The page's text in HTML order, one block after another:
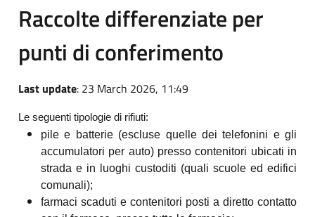
Raccolte differenziate per
punti di conferimento
Last update: 23 March 2026, 11:49
Le seguenti tipologie di rifiuti:
pile e batterie (escluse quelle dei telefonini e gli
accumulatori per auto) presso contenitori ubicati in
strada e in luoghi custoditi (quali scuole ed edifici
comunali);
farmaci scaduti e contenitori posti a diretto contatto